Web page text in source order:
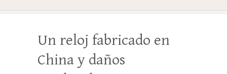
Un reloj fabricado en
China y daños